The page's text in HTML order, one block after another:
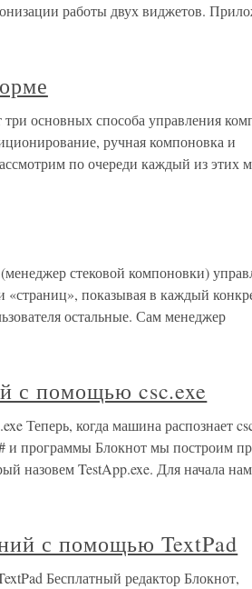
работы двух виджетов.
основных способа управления
ручная компоновка и
по очереди каждый из этих
стековой компоновки)
показывая в каждый
остальные. Сам менеджер
с помощью csc.exe
Теперь, когда машина распознает
и программы Блокнот мы построим
назовем TestApp.exe. Для начала
с помощью TextPad
Бесплатный редактор Блокнот,